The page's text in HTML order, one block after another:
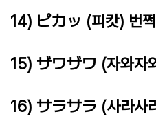
14) ピカッ (피캇) 번쩍
15) ザワザワ (자와자
16) サラサラ (사라사